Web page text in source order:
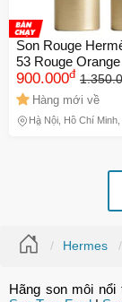
Son Rouge
53 Rouge Orange
900.000đ
Hàng mới về
Hà Nội, Hồ Chí
Hermes
Hãng son môi nổi